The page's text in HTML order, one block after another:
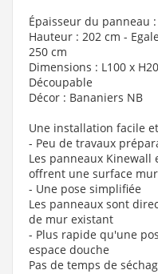
Épaisseur du panneau
Hauteur : 202 cm -
250 cm
Dimensions : L100 x
Découpable
Décor : Bananiers NB
Une installation facile
- Peu de travaux
Les panneaux
offrent une surface
- Une pose simplifiée
Les panneaux sont
de mur existant
- Plus rapide qu'une
espace douche
Pas de temps de